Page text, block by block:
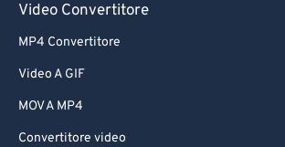
Video Convertitore
MP4 Convertitore
Video A GIF
MOV A MP4
Convertitore video